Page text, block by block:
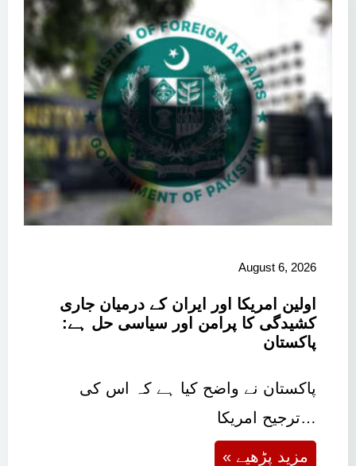
August 6, 2026
اولین امریکا اور ایران کے درمیان جاری
کشیدگی کا پرامن اور سیاسی حل ہے:
پاکستان
پاکستان نے واضح کیا ہے کہ اس کی
ترجیح امریکا…
« مزید پڑھیے